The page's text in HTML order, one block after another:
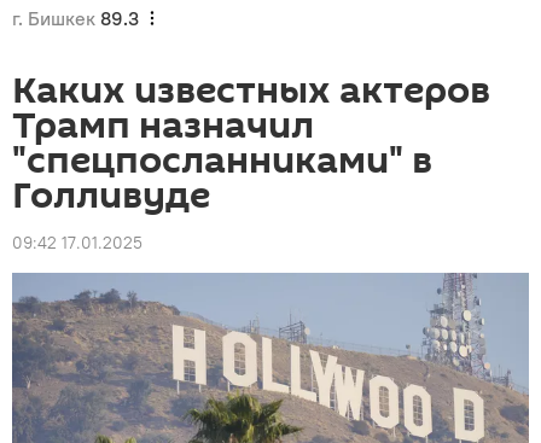
г. Бишкек 89.3
Каких известных актеров
Трамп назначил
"спецпосланниками" в
Голливуде
09:42 17.01.2025